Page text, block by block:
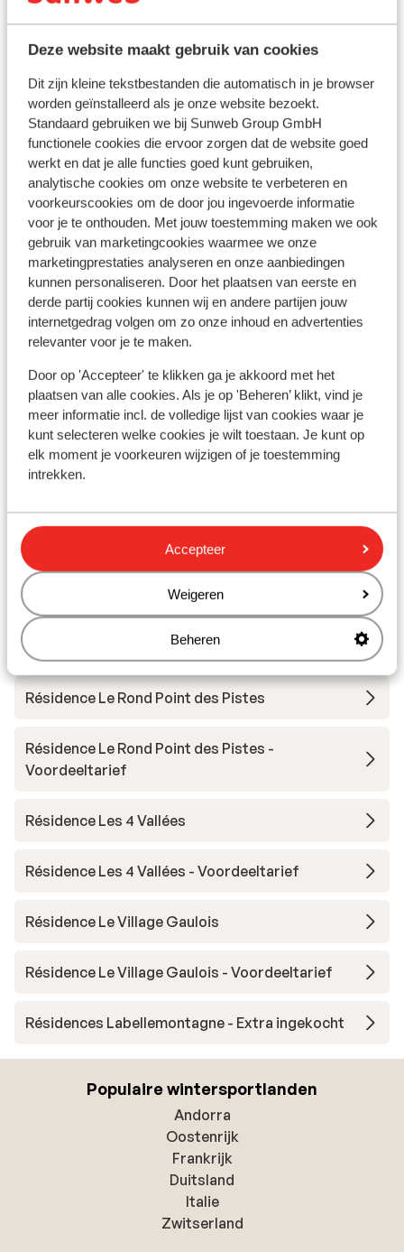
Deze website maakt gebruik van cookies
Dit zijn kleine tekstbestanden die automatisch in je browser
worden geïnstalleerd als je onze website bezoekt.
Standaard gebruiken we bij Sunweb Group GmbH
functionele cookies die ervoor zorgen dat de website goed
werkt en dat je alle functies goed kunt gebruiken,
analytische cookies om onze website te verbeteren en
voorkeurscookies om de door jou ingevoerde informatie
voor je te onthouden. Met jouw toestemming maken we ook
gebruik van marketingcookies waarmee we onze
marketingprestaties analyseren en onze aanbiedingen
kunnen personaliseren. Door het plaatsen van eerste en
derde partij cookies kunnen wij en andere partijen jouw
internetgedrag volgen om zo onze inhoud en advertenties
relevanter voor je te maken.
Door op 'Accepteer' te klikken ga je akkoord met het
plaatsen van alle cookies. Als je op 'Beheren’ klikt, vind je
meer informatie incl. de volledige lijst van cookies waar je
kunt selecteren welke cookies je wilt toestaan. Je kunt op
elk moment je voorkeuren wijzigen of je toestemming
intrekken.
Accepteer
Weigeren
Beheren
8.4 Fantastisch
Hôtel Casa Moho
St. François Longchamp Le Grand Domaine
Frankrijk
Direct aan de piste
Verwarmd binnenzwembad met uitzicht
Zo 3 Jan. - Zo 10 Jan.
Halfpension 2 pers.
vanaf prijs p.p.
€ 973
Bekijk
Andere accommodaties in St. François
Longchamp
Hôtel Casa Moho
Résidence Le Rond Point des Pistes
Résidence Le Rond Point des Pistes -
Voordeeltarief
Résidence Les 4 Vallées
Résidence Les 4 Vallées - Voordeeltarief
Résidence Le Village Gaulois
Résidence Le Village Gaulois - Voordeeltarief
Résidences Labellemontagne - Extra ingekocht
Populaire wintersportlanden
Andorra
Oostenrijk
Frankrijk
Duitsland
Italie
Zwitserland